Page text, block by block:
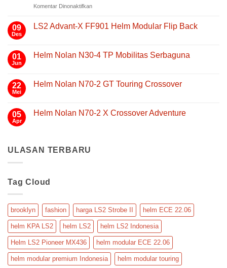
Komentar Dinonaktifkanpada
Strobe
Modular
yang
dan
Praktis
09
Des
LS2 Advant-X FF901 Helm Modular Flip Back
pada
FF901
Helm
Back
01
Jun
Helm Nolan N30-4 TP Mobilitas Serbaguna
pada
4
TP
22
Mei
Helm Nolan N70-2 GT Touring Crossover
pada
GT
Touring
05
Apr
Helm Nolan N70-2 X Crossover Adventure
Helm
Crossover
ULASAN TERBARU
Tag Cloud
brooklyn fashion harga LS2 Strobe II helm ECE 22.06
helm KPA LS2 helm LS2 helm LS2 Indonesia
Helm LS2 Pioneer MX436 helm modular ECE 22.06
helm modular premium Indonesia helm modular touring